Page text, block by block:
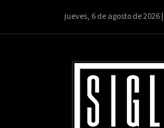
jueves, 6 de agosto de 2026